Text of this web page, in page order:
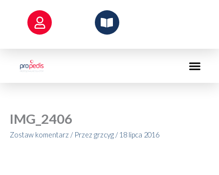
IMG_2406
Zostaw komentarz / Przez grzcyg / 18 lipca 2016